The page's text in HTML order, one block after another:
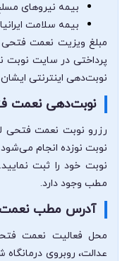
بیمه نیروهای
بیمه سلامت
مبلغ ویزیت نعمت
پرداختی در سایت نوبت
نوبت‌دهی اینترنتی
نوبت‌دهی نعمت
رزرو نوبت نعمت فتحی
نوبت نوزده انجام
نوبت خود را ثبت
مطب وجود دارد.
آدرس مطب نعمت
محل فعالیت نعمت
عدالت، روبروی